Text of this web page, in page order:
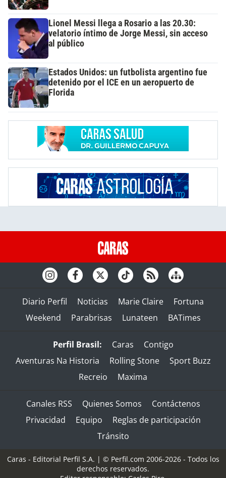
Lionel Messi llega a Rosario a las 20.30:
velatorio íntimo de Jorge Messi, sin acceso
al público
Estados Unidos: un futbolista argentino fue
detenido por el ICE en un aeropuerto de
Florida
Diario Perfil Noticias Marie Claire
Fortuna
Weekend
Parabrisas Lunateen BATimes
Perfil Brasil: Caras
Contigo
Aventuras Na Historia
Rolling Stone
Sport Buzz
Recreio
Maxima
Canales RSS Quienes Somos
Contáctenos
Privacidad
Equipo
Reglas de participación
Tránsito
Caras - Editorial Perfil S.A. | © Perfil.com 2006-2026 - Todos los
derechos reservados.